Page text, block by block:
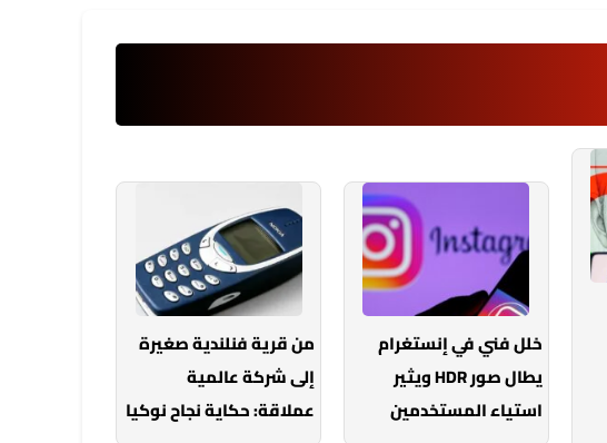
خلل فني في إنستغرام
يطال صور HDR ويثير
استياء المستخدمين
من قرية فنلندية صغيرة
إلى شركة عالمية
عملاقة: حكاية نجاح نوكيا